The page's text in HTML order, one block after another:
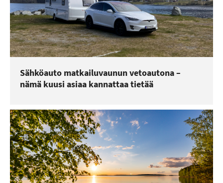
Sähköauto matkailuvaunun vetoautona –
nämä kuusi asiaa kannattaa tietää